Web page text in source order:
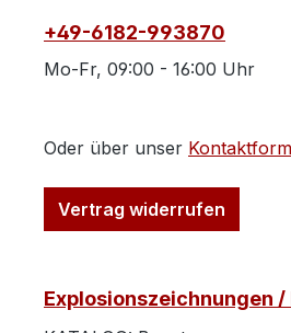
+49-6182-993870
Mo-Fr, 09:00 - 16:00 Uhr
Oder über unser
Vertrag widerrufen
Explosionszeichnungen